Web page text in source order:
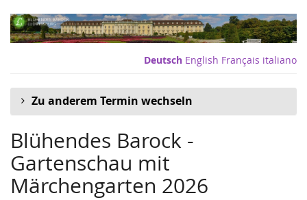
Zum
Haupt-
Inhalt
Deutsch English Français italiano
Zu anderem Termin wechseln
Blühendes Barock -
Gartenschau mit
Märchengarten 2026